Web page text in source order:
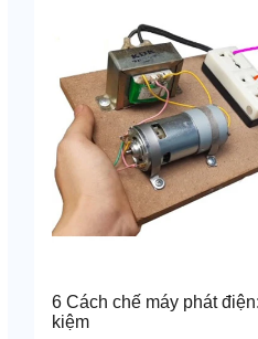
6 Cách chế máy phát
kiệm